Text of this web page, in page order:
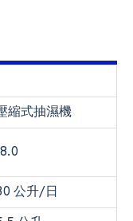
縮式抽濕機
公升/日